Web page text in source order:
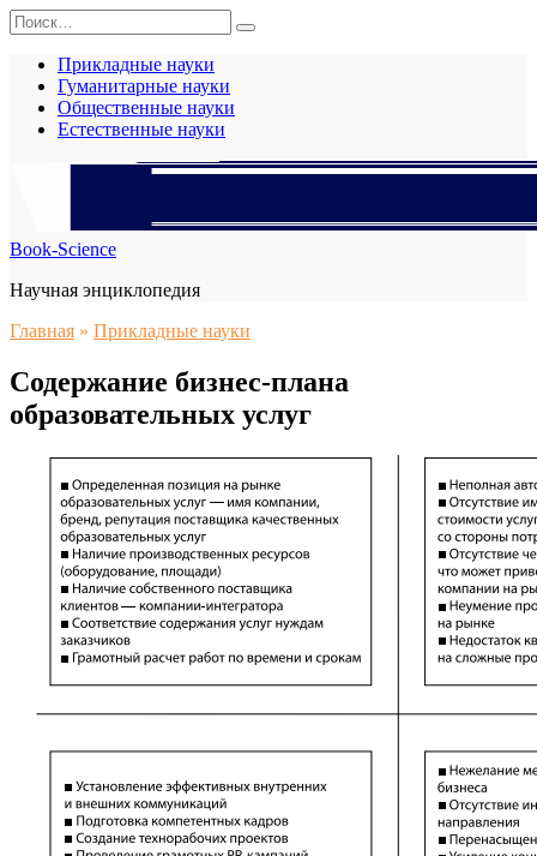
Перейти
к
содержанию
Search
for:
Прикладные науки
Гуманитарные науки
Общественные науки
Естественные науки
Book-Science
Научная энциклопедия
Главная » Прикладные науки
Содержание бизнес-плана
образовательных услуг